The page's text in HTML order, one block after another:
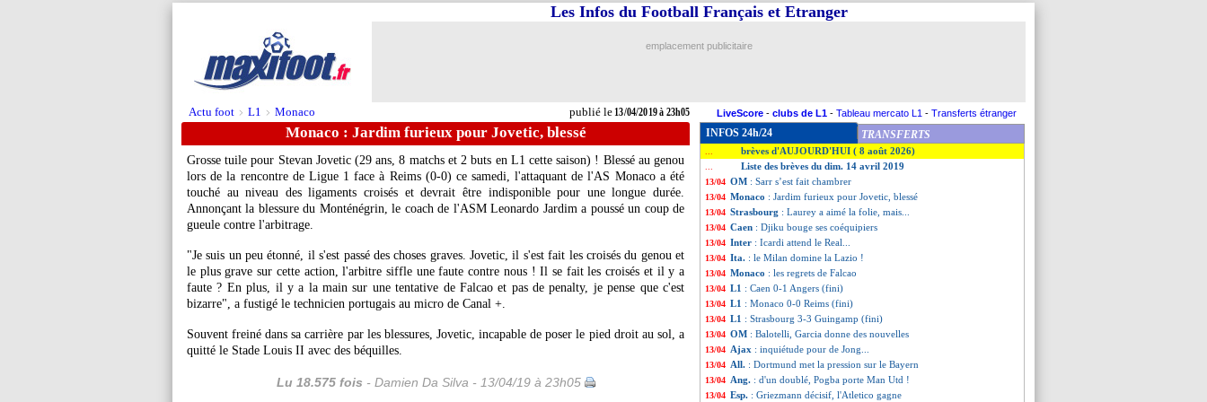
Actu foot > L1 > Monaco publié le13/04/2019 à 23h05
Les Infos du Football Français et Etranger
emplacement publicitaire
LiveScore - clubs de L1 - Tableau mercato L1 - Transferts étranger
Monaco : Jardim furieux pour Jovetic, blessé
Grosse tuile pour Stevan Jovetic(29 ans, 8 matchs et 2 buts en L1 cette saison) ! Blessé au genou
lors de la rencontre de Ligue 1 face à Reims (0-0) ce samedi, l'attaquant de l'AS Monaco a été
touché au niveau des ligaments croisés et devrait être indisponible pour une longue durée.
Annonçant la blessure du Monténégrin, le coach de l'ASM Leonardo Jardim a poussé un coup de
gueule contre l'arbitrage.
"Je suis un peu étonné, il s'est passé des choses graves. Jovetic, il s'est fait les croisés du genou et
le plus grave sur cette action, l'arbitre siffle une faute contre nous ! Il se fait les croisés et il y a
faute ? En plus, il y a la main sur une tentative de Falcao et pas de penalty, je pense que c'est
bizarre", a fustigé le technicien portugais au micro de Canal +.
Souvent freiné dans sa carrière par les blessures, Jovetic, incapable de poser le pied droit au sol, a
quitté le Stade Louis II avec des béquilles.
Lu 18.575 fois - Damien Da Silva - 13/04/19 à 23h05
INFOS 24h/24 TRANSFERTS
brèves d'AUJOURD'HUI ( 8 août 2026)
Liste des brèves du dim. 14 avril 2019
13/04 OM : Sarr s’est fait chambrer
13/04 Monaco : Jardim furieux pour Jovetic, blessé
13/04 Strasbourg : Laurey a aimé la folie, mais...
13/04 Caen : Djiku bouge ses coéquipiers
13/04 Inter : Icardi attend le Real...
13/04 Ita. : le Milan domine la Lazio !
13/04 Monaco : les regrets de Falcao
13/04 L1 : Caen 0-1 Angers (fini)
13/04 L1 : Monaco 0-0 Reims (fini)
13/04 L1 : Strasbourg 3-3 Guingamp (fini)
13/04 OM : Balotelli, Garcia donne des nouvelles
13/04 Ajax : inquiétude pour de Jong...
13/04 All. : Dortmund met la pression sur le Bayern
13/04 Ang. : d'un doublé, Pogba porte Man Utd !
13/04 Esp. : Griezmann décisif, l'Atletico gagne